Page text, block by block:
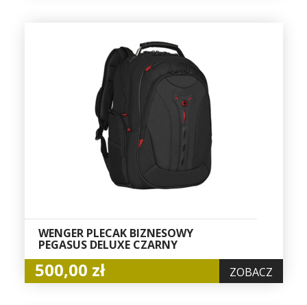
WENGER PLECAK BIZNESOWY
PEGASUS DELUXE CZARNY
500,00 zł ZOBACZ